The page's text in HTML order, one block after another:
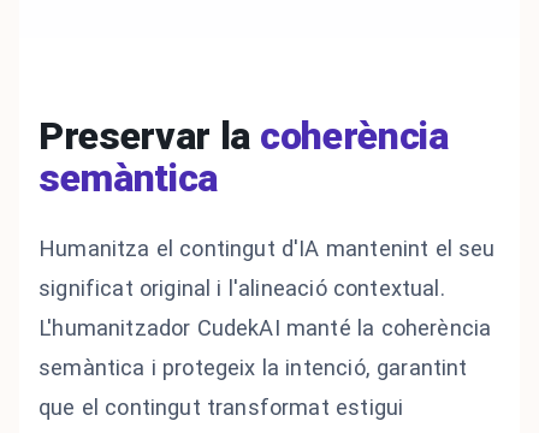
Preservar la coherència
semàntica
Humanitza el contingut d'IA mantenint el seu
significat original i l'alineació contextual.
L'humanitzador CudekAI manté la coherència
semàntica i protegeix la intenció, garantint
que el contingut transformat estigui